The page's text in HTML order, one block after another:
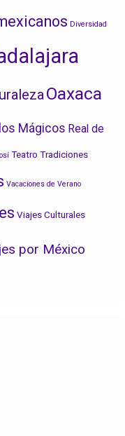
Diversidad
Oaxaca
Mágicos Real de
Teatro Tradiciones
Vacaciones de Verano
Viajes Culturales
por México